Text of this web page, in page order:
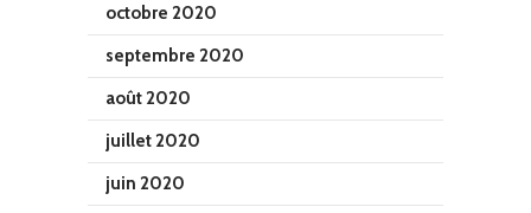
octobre 2020
septembre 2020
août 2020
juillet 2020
juin 2020